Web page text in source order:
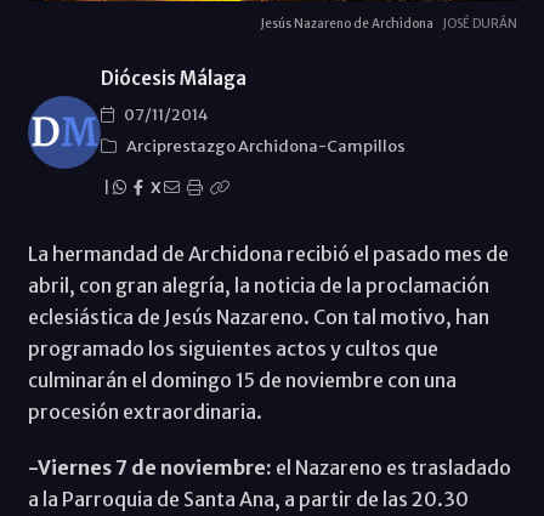
Jesús Nazareno de Archidona JOSÉ DURÁN
Diócesis Málaga
07/11/2014
Arciprestazgo Archidona-Campillos
X
La hermandad de Archidona recibió el pasado mes de
abril, con gran alegría, la noticia de la proclamación
eclesiástica de Jesús Nazareno. Con tal motivo, han
programado los siguientes actos y cultos que
culminarán el domingo 15 de noviembre con una
procesión extraordinaria.
-Viernes 7 de noviembre: el Nazareno es trasladado
a la Parroquia de Santa Ana, a partir de las 20.30